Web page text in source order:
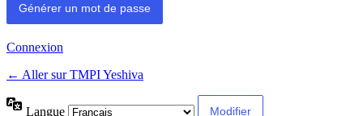
Connexion
← Aller sur TMPI Yeshiva
Langue